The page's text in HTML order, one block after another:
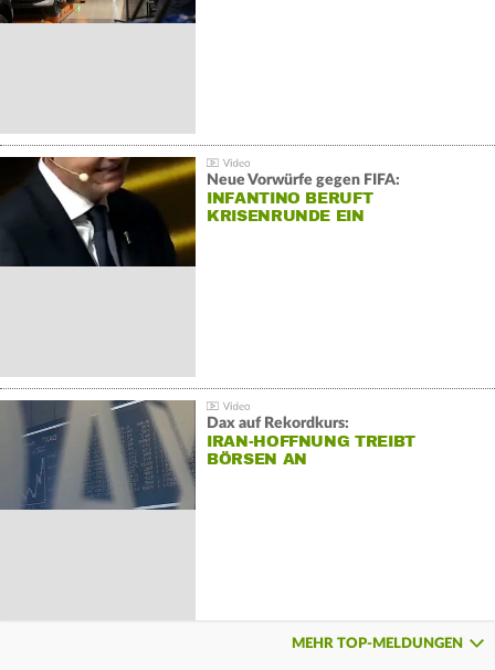
Neue Vorwürfe gegen FIFA:
INFANTINO BERUFT
KRISENRUNDE EIN
Dax auf Rekordkurs:
IRAN-HOFFNUNG TREIBT
BÖRSEN AN
MEHR TOP-MELDUNGEN